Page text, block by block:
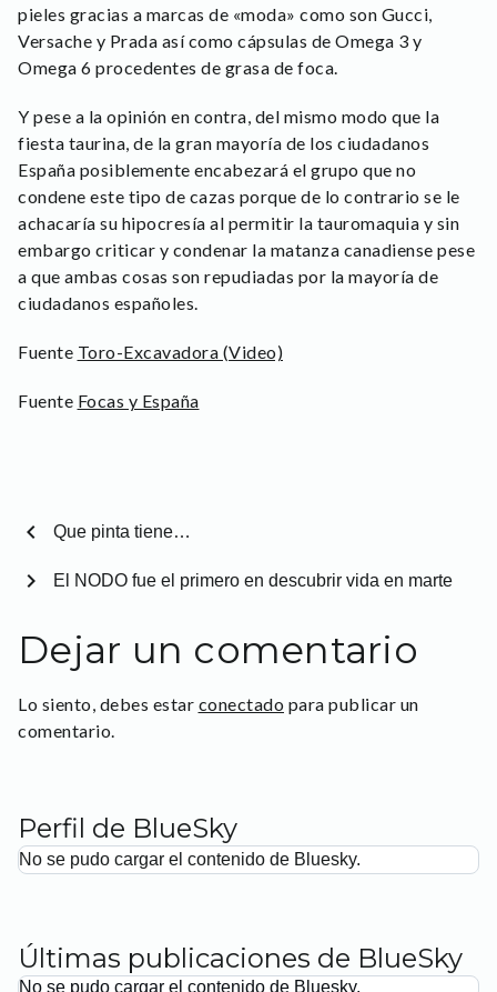
pieles gracias a marcas de «moda» como son Gucci,
Versache y Prada así como cápsulas de Omega 3 y
Omega 6 procedentes de grasa de foca.
Y pese a la opinión en contra, del mismo modo que la
fiesta taurina, de la gran mayoría de los ciudadanos
España posiblemente encabezará el grupo que no
condene este tipo de cazas porque de lo contrario se le
achacaría su hipocresía al permitir la tauromaquia y sin
embargo criticar y condenar la matanza canadiense pese
a que ambas cosas son repudiadas por la mayoría de
ciudadanos españoles.
Fuente Toro-Excavadora (Video)
Fuente Focas y España
chevron_left Que pinta tiene…
El NODO fue el primero en descubrir vida en marte
chevron_right
Dejar un comentario
Lo siento, debes estar conectado para publicar un
comentario.
Perfil de BlueSky
No se pudo cargar el contenido de Bluesky.
Últimas publicaciones de BlueSky
No se pudo cargar el contenido de Bluesky.